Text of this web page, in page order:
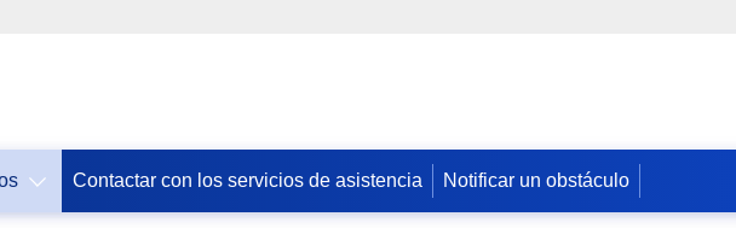
Contactar con los servicios de asistencia Notificar un obstáculo